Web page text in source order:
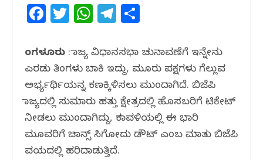
F
c
e
b
o
o
k
T
itt
e
r
W
at
s
A
p
p
T
e
g
ra
m
ar
e
ಬೆಂಗಳೂರು : ರಾಜ್ಯ ವಿಧಾನಸಭಾ ಚುನಾವಣೆಗೆ ಇನ್ನೇನು
ಎರಡು ತಿಂಗಳು ಬಾಕಿ ಇದ್ದು, ಮೂರು ಪಕ್ಷಗಳು ಗೆಲ್ಲುವ
ಅರ್ಭ್ಯರ್ಥಿಯನ್ನ ಕಣಕ್ಕಿಳಿಸಲು ಮುಂದಾಗಿದೆ. ಬಿಜೆಪಿ
ರಾಜ್ಯದಲ್ಲಿ ಸುಮಾರು ಹತ್ತು ಕ್ಷೇತ್ರದಲ್ಲಿ ಹೊಸಬರಿಗೆ ಟಿಕೇಟ್
ನೀಡಲು ಮುಂದಾಗಿದ್ದು, ಕರಾವಳಿಯಲ್ಲಿ ಈ ಭಾರಿ
ಮೂವರಿಗೆ ಚಾನ್ಸ್ ಸಿಗೋದು ಡೌಟ್ ಎಂಬ ಮಾತು ಬಿಜೆಪಿ
ವಯದಲ್ಲಿ ಹರಿದಾಡುತ್ತಿದೆ‌.